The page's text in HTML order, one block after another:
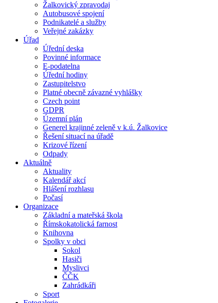
Žalkovický zpravodaj
Autobusové spojení
Podnikatelé a služby
Veřejné zakázky
Úřad
Úřední deska
Povinné informace
E-podatelna
Úřední hodiny
Zastupitelstvo
Platné obecně závazné vyhlášky
Czech point
GDPR
Územní plán
Generel krajinné zeleně v k.ú. Žalkovice
Řešení situací na úřadě
Krizové řízení
Odpady
Aktuálně
Aktuality
Kalendář akcí
Hlášení rozhlasu
Počasí
Organizace
Základní a mateřská škola
Římskokatolická farnost
Knihovna
Spolky v obci
Sokol
Hasiči
Myslivci
ČČK
Zahrádkáři
Sport